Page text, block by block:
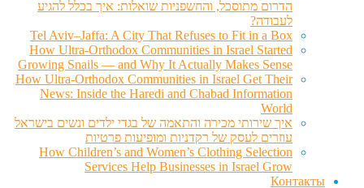
הדרום מתוסכל, והחשפניות שואלות: איך בכלל להגיע
לעבודה?
Tel Aviv–Jaffa: A City That Refuses to Fit in a Box
How Ultra-Orthodox Communities in Israel Started
Growing Snails — and Why It Actually Makes Sense
How Ultra-Orthodox Communities in Israel Get Their
News: Inside the Haredi and Chabad Information
World
איך שירותי מכירה והתאמה של בגדי ילדים ונשים בישראל
עוזרים לעסק של רקדניות ומופיעות פרטיות
How Children’s and Women’s Clothing Selection
Services Help Businesses in Israel Grow
Контакты